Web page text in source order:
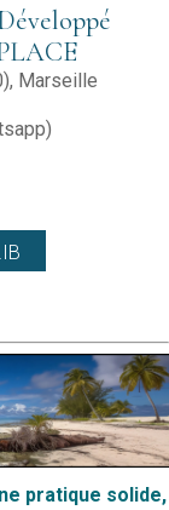
Marseille
pratique solide,